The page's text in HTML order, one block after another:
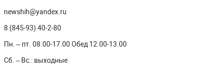
newshih@yandex.ru
8 (845-93) 40-2-80
Пн. – пт. 08.00-17.00 Обед 12.00-13.00
Сб. – Вс.: выходные